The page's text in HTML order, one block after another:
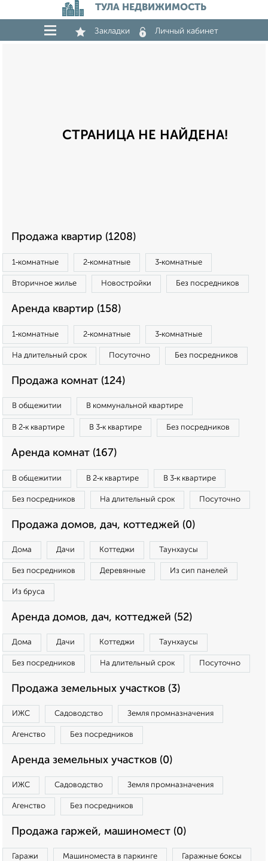
ТУЛА НЕДВИЖИМОСТЬ
Закладки Личный кабинет
СТРАНИЦА НЕ НАЙДЕНА!
Продажа квартир (1208)
1‑комнатные 2‑комнатные 3‑комнатные
Вторичное жилье Новостройки Без посредников
Аренда квартир (158)
1‑комнатные 2‑комнатные 3‑комнатные
На длительный срок Посуточно Без посредников
Продажа комнат (124)
В общежитии В коммунальной квартире
В 2‑к квартире В 3‑к квартире Без посредников
Аренда комнат (167)
В общежитии В 2‑к квартире В 3‑к квартире
Без посредников На длительный срок Посуточно
Продажа домов, дач, коттеджей (0)
Дома Дачи Коттеджи Таунхаусы
Без посредников Деревянные Из сип панелей
Из бруса
Аренда домов, дач, коттеджей (52)
Дома Дачи Коттеджи Таунхаусы
Без посредников На длительный срок Посуточно
Продажа земельных участков (3)
ИЖС Садоводство Земля промназначения
Агенство Без посредников
Аренда земельных участков (0)
ИЖС Садоводство Земля промназначения
Агенство Без посредников
Продажа гаржей, машиномест (0)
Гаражи Машиноместа в паркинге Гаражные боксы